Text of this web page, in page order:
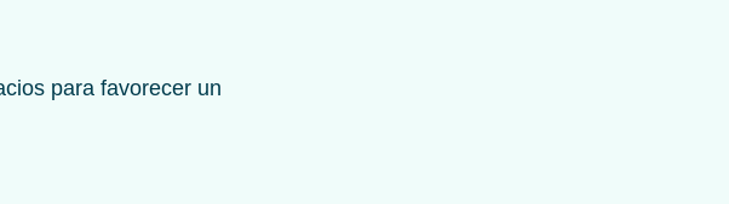
para favorecer un